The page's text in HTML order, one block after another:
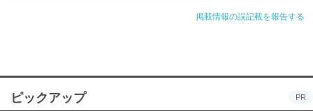
掲載情報の誤記載を報告する
ピックアップ PR